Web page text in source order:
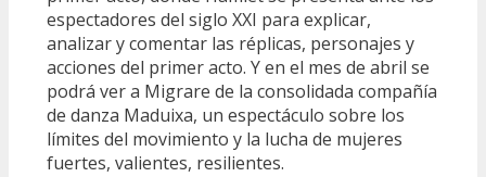
espectadores del siglo XXI para explicar,
analizar y comentar las réplicas, personajes y
acciones del primer acto. Y en el mes de abril se
podrá ver a Migrare de la consolidada compañía
de danza Maduixa, un espectáculo sobre los
límites del movimiento y la lucha de mujeres
fuertes, valientes, resilientes.